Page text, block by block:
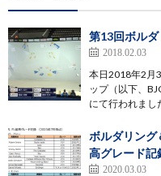
第13回ボル
2018.02.03
本日2018年2月
ップ（以下、
にて行われま
ボルダリン
高グレード
2020.03.03